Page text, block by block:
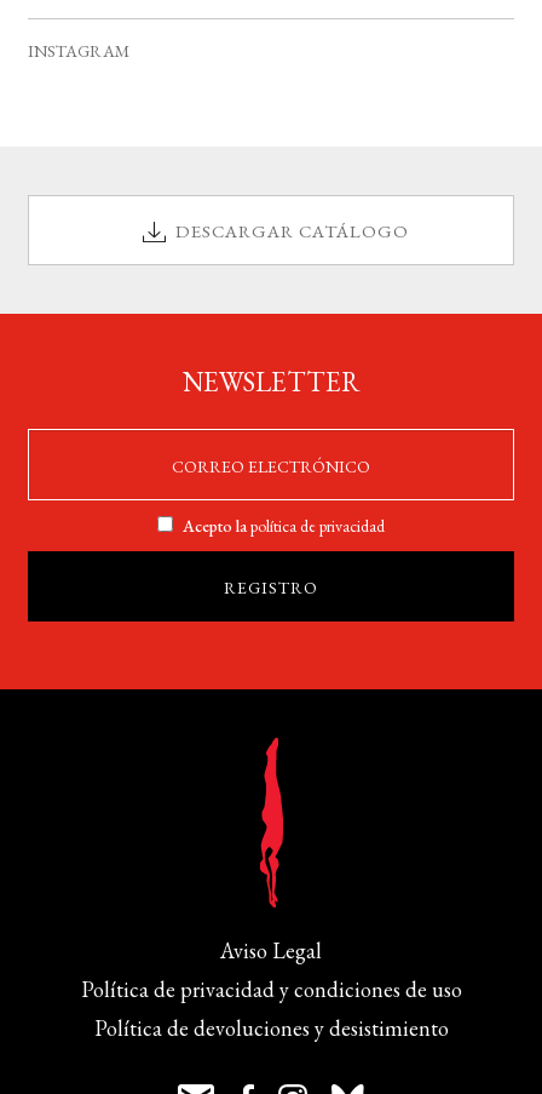
INSTAGRAM
DESCARGAR CATÁLOGO
NEWSLETTER
Acepto lapolítica de privacidad
Aviso Legal
Política de privacidad y condiciones de uso
Política de devoluciones y desistimiento